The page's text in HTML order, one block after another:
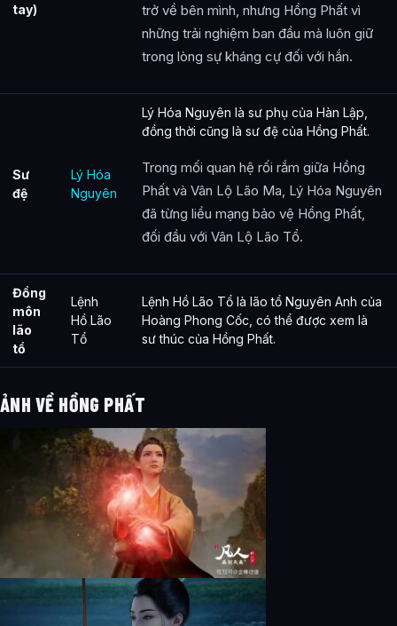
tay)
trở về bên mình, nhưng Hồng Phất vì
những trải nghiệm ban đầu mà luôn giữ
trong lòng sự kháng cự đối với hắn.
Sư
đệ
Lý Hóa
Nguyên
Lý Hóa Nguyên là sư phụ của Hàn Lập,
đồng thời cũng là sư đệ của Hồng Phất.
Trong mối quan hệ rối rắm giữa Hồng
Phất và Vân Lộ Lão Ma, Lý Hóa Nguyên
đã từng liều mạng bảo vệ Hồng Phất,
đối đầu với Vân Lộ Lão Tổ.
Đồng
môn
lão
tổ
Lệnh
Hồ Lão
Tổ
Lệnh Hồ Lão Tổ là lão tổ Nguyên Anh của
Hoàng Phong Cốc, có thể được xem là
sư thúc của Hồng Phất.
ẢNH VỀ HỒNG PHẤT